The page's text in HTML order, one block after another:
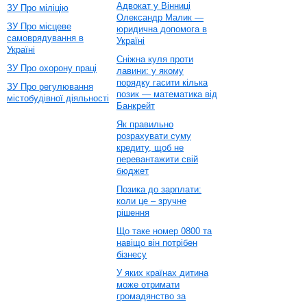
ЗУ Про міліцію
ЗУ Про місцеве
самоврядування в
Україні
ЗУ Про охорону праці
ЗУ Про регулювання
містобудівної діяльності
Адвокат у Вінниці
Олександр Малик —
юридична допомога в
Україні
Сніжна куля проти
лавини: у якому
порядку гасити кілька
позик — математика від
Банкрейт
Як правильно
розрахувати суму
кредиту, щоб не
перевантажити свій
бюджет
Позика до зарплати:
коли це – зручне
рішення
Що таке номер 0800 та
навіщо він потрібен
бізнесу
У яких країнах дитина
може отримати
громадянство за